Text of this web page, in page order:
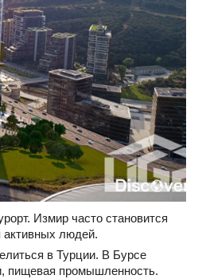
Измир часто становится
активных людей.
в Турции. В Бурсе
пищевая промышленность.